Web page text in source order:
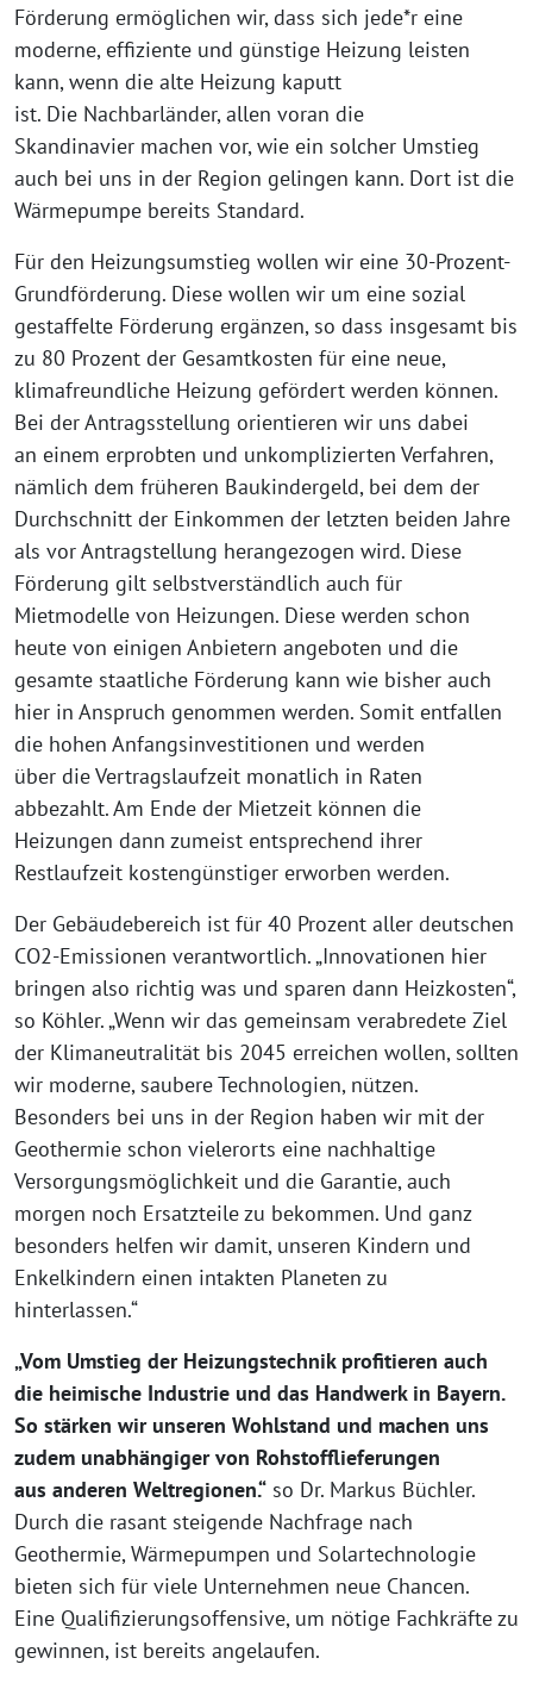
Förderung ermöglichen wir, dass sich jede*r eine
moderne, effiziente und günstige Heizung leisten
kann, wenn die alte Heizung kaputt
ist. Die Nachbarländer, allen voran die
Skandinavier machen vor, wie ein solcher Umstieg
auch bei uns in der Region gelingen kann. Dort ist die
Wärmepumpe bereits Standard.
Für den Heizungsumstieg wollen wir eine 30-Prozent-
Grundförderung. Diese wollen wir um eine sozial
gestaffelte Förderung ergänzen, so dass insgesamt bis
zu 80 Prozent der Gesamtkosten für eine neue,
klimafreundliche Heizung gefördert werden können.
Bei der Antragsstellung orientieren wir uns dabei
an einem erprobten und unkomplizierten Verfahren,
nämlich dem früheren Baukindergeld, bei dem der
Durchschnitt der Einkommen der letzten beiden Jahre
als vor Antragstellung herangezogen wird. Diese
Förderung gilt selbstverständlich auch für
Mietmodelle von Heizungen. Diese werden schon
heute von einigen Anbietern angeboten und die
gesamte staatliche Förderung kann wie bisher auch
hier in Anspruch genommen werden. Somit entfallen
die hohen Anfangsinvestitionen und werden
über die Vertragslaufzeit monatlich in Raten
abbezahlt. Am Ende der Mietzeit können die
Heizungen dann zumeist entsprechend ihrer
Restlaufzeit kostengünstiger erworben werden.
Der Gebäudebereich ist für 40 Prozent aller deutschen
CO2-Emissionen verantwortlich. „Innovationen hier
bringen also richtig was und sparen dann Heizkosten“,
so Köhler. „Wenn wir das gemeinsam verabredete Ziel
der Klimaneutralität bis 2045 erreichen wollen, sollten
wir moderne, saubere Technologien, nützen.
Besonders bei uns in der Region haben wir mit der
Geothermie schon vielerorts eine nachhaltige
Versorgungsmöglichkeit und die Garantie, auch
morgen noch Ersatzteile zu bekommen. Und ganz
besonders helfen wir damit, unseren Kindern und
Enkelkindern einen intakten Planeten zu
hinterlassen.“
„Vom Umstieg der Heizungstechnik profitieren auch
die heimische Industrie und das Handwerk in Bayern.
So stärken wir unseren Wohlstand und machen uns
zudem unabhängiger von Rohstofflieferungen
aus anderen Weltregionen.“ so Dr. Markus Büchler.
Durch die rasant steigende Nachfrage nach
Geothermie, Wärmepumpen und Solartechnologie
bieten sich für viele Unternehmen neue Chancen.
Eine Qualifizierungsoffensive, um nötige Fachkräfte zu
gewinnen, ist bereits angelaufen.